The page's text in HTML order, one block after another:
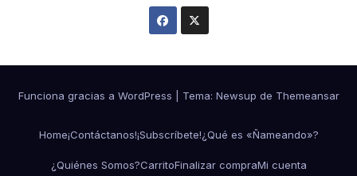
Funciona gracias a WordPress Tema: Newsup de Themeansar
Home¡Contáctanos!¡Subscríbete!¿Qué es «Ñameando»?
¿Quiénes Somos?CarritoFinalizar compraMi cuenta